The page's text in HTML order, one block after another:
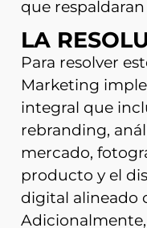
que
LA
Para resolver
Marketing
integral que
rebranding,
mercado,
producto y el
digital alineado